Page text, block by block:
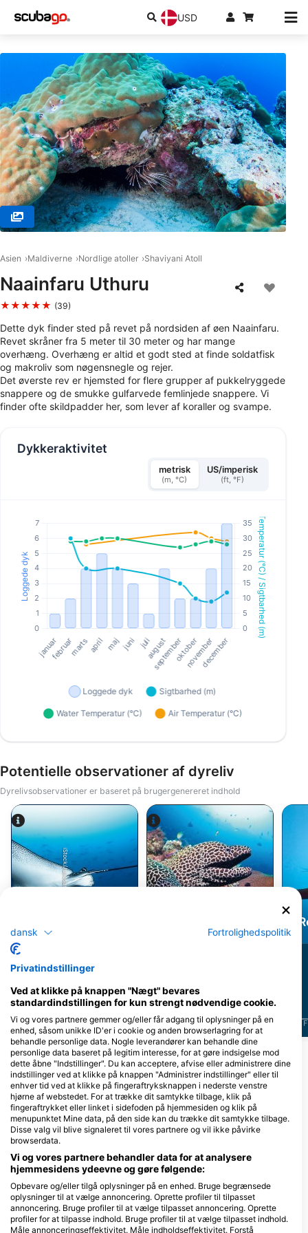
USD
Asien Maldiverne Nordlige atoller Shaviyani Atoll
Naainfaru Uthuru
★★★★★ (39)
Dette dyk finder sted på revet på nordsiden af øen Naainfaru.
Revet skråner fra 5 meter til 30 meter og har mange
overhæng. Overhæng er altid et godt sted at finde soldatfisk
og makroliv som nøgensnegle og rejer.
Det øverste rev er hjemsted for flere grupper af pukkelryggede
snappere og de smukke gulfarvede femlinjede snappere. Vi
finder ofte skildpadder her, som lever af koraller og svampe.
Dykkeraktivitet
metrisk
(m, °C)
US/imperisk
(ft, °F)
Potentielle observationer af dyreliv
Dyrelivsobservationer er baseret på brugergenereret indhold
iStock/Juliosanjuan
J F M A M J J A S O N D
Alamy-WaterFrame
J F M A M J J A S O N D F
Vis flere dyr
Dykkercentre, der betjener dette
dykkersted
Sub Oceanic @ Sirru Fen
Fushi Private Lagoon Resort
Sirru Fen Fushi Private Lagoon
Resort, Shaviyani Atoll, Maldiverne
dansk Fortrolighedspolitik
Privatindstillinger
Ved at klikke på knappen "Nægt" bevares
standardindstillingen for kun strengt nødvendige cookie.
Vi og vores partnere gemmer og/eller får adgang til oplysninger på en
enhed, såsom unikke ID'er i cookie og anden browserlagring for at
behandle personlige data. Nogle leverandører kan behandle dine
personlige data baseret på legitim interesse, for at gøre indsigelse mod
dette åbne "Indstillinger". Du kan acceptere, afvise eller administrere dine
indstillinger ved at klikke på knappen "Administrer indstillinger" eller til
enhver tid ved at klikke på fingeraftryksknappen i nederste venstre
hjørne af webstedet. For at trække dit samtykke tilbage, klik på
fingeraftrykket eller linket i sidefoden på hjemmesiden og klik på
menupunktet Mine data, på den side kan du trække dit samtykke tilbage.
Disse valg vil blive signaleret til vores partnere og vil ikke påvirke
browserdata.
Vi og vores partnere behandler data for at analysere
hjemmesidens ydeevne og gøre følgende:
Opbevare og/eller tilgå oplysninger på en enhed. Bruge begrænsede
oplysninger til at vælge annoncering. Oprette profiler til tilpasset
annoncering. Bruge profiler til at vælge tilpasset annoncering. Oprette
profiler for at tilpasse indhold. Bruge profiler til at vælge tilpasset indhold.
Måle annonceringseffektivitet. Måle indholdseffektivitet. Forstå